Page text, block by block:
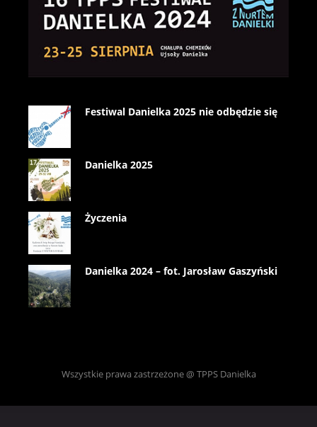
Festiwal Danielka 2025 nie odbędzie się
Danielka 2025
Życzenia
Danielka 2024 – fot. Jarosław Gaszyński
Wszystkie prawa zastrzeżone @ TPPS Danielka